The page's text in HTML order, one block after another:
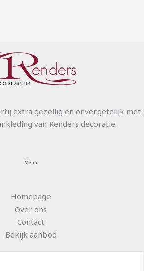
extra gezellig en onvergetelijk met
van Renders decoratie.
Menu
Homepage
Over ons
Contact
Bekijk aanbod